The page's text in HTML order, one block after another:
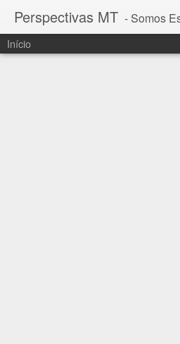
Perspectivas MT - Somos
Início